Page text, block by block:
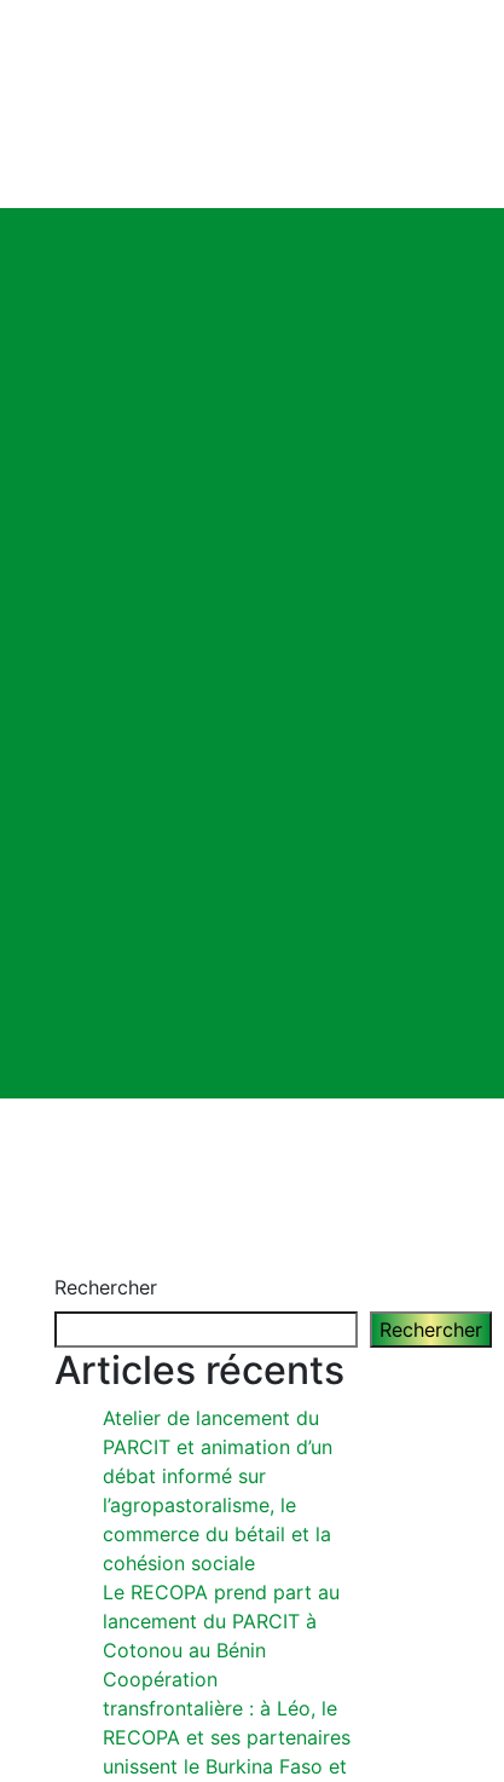
Rechercher
Rechercher
Articles récents
Atelier de lancement du
PARCIT et animation d’un
débat informé sur
l’agropastoralisme, le
commerce du bétail et la
cohésion sociale
Le RECOPA prend part au
lancement du PARCIT à
Cotonou au Bénin
Coopération
transfrontalière : à Léo, le
RECOPA et ses partenaires
unissent le Burkina Faso et